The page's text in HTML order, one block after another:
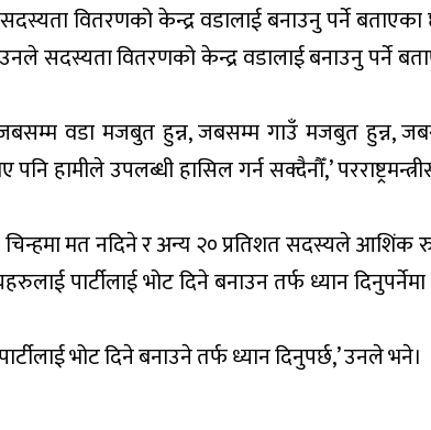
वितरणको केन्द्र वडालाई बनाउनु पर्ने
सदस्यता वितरणको केन्द्र वडालाई बनाउनु पर्ने
जबसम्म वडा मजबुत हुन्न, जबसम्म गाउँ मजबुत हुन्न,
हामीले उपलब्धी हासिल गर्न सक्दैनौँ,’
मत नदिने र अन्य २० प्रतिशत सदस्यले आशिंक
पार्टीलाई भोट दिने बनाउन तर्फ ध्यान
भोट दिने बनाउने तर्फ ध्यान दिनुपर्छ,’ उनले भने।